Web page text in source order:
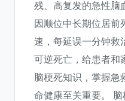
残、高复发的急性脑
因顺位中长期位居前
速，每延误一分钟救
可逆死亡，给患者和
脑梗死知识，掌握急
命健康至关重要。